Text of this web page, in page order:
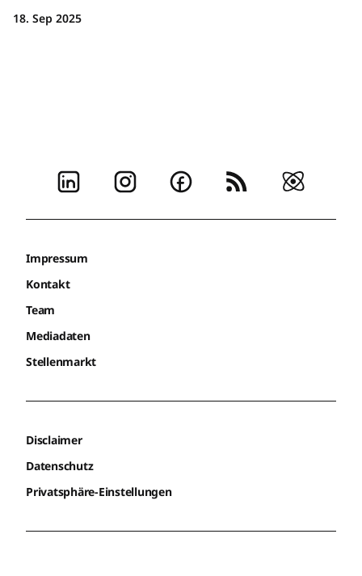
18. Sep 2025
Impressum
Kontakt
Team
Mediadaten
Stellenmarkt
Disclaimer
Datenschutz
Privatsphäre-Einstellungen